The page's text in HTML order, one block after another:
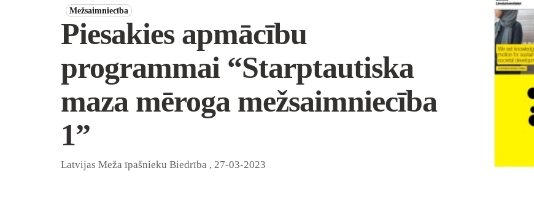
Mežsaimniecība
Piesakies apmācību
programmai “Starptautiska
maza mēroga mežsaimniecība
1”
Latvijas Meža īpašnieku Biedrība , 27-03-2023